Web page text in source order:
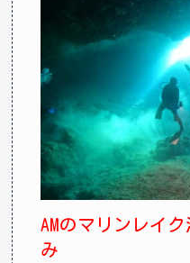
AMのマリンレイ
み